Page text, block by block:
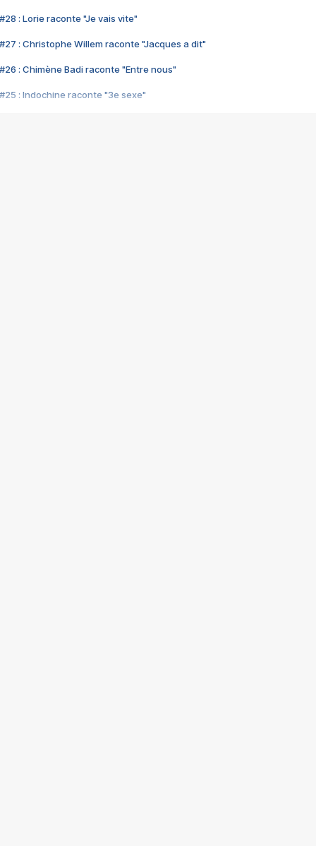
#28 : Lorie raconte "Je vais vite"
#27 : Christophe Willem raconte "Jacques a dit"
#26 : Chimène Badi raconte "Entre nous"
#25 : Indochine raconte "3e sexe"